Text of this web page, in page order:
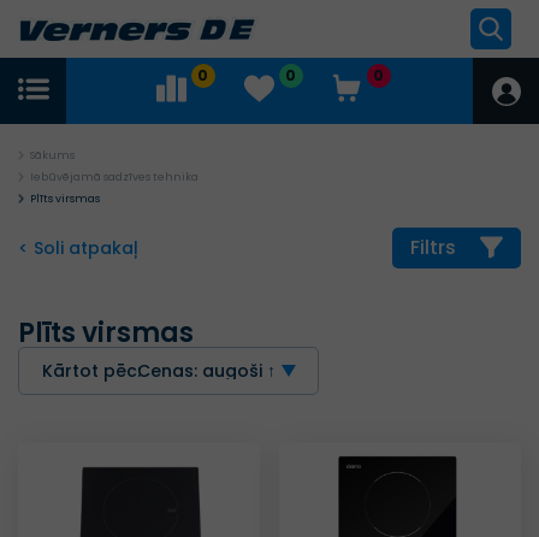
0 0 0
Sākums
Iebūvējamā sadzīves tehnika
Plīts virsmas
< Soli atpakaļ Filtrs
Plīts virsmas
Kārtot pēc:Cenas: augoši ↑